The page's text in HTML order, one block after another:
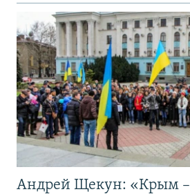
Андрей Щекун: «Крым –